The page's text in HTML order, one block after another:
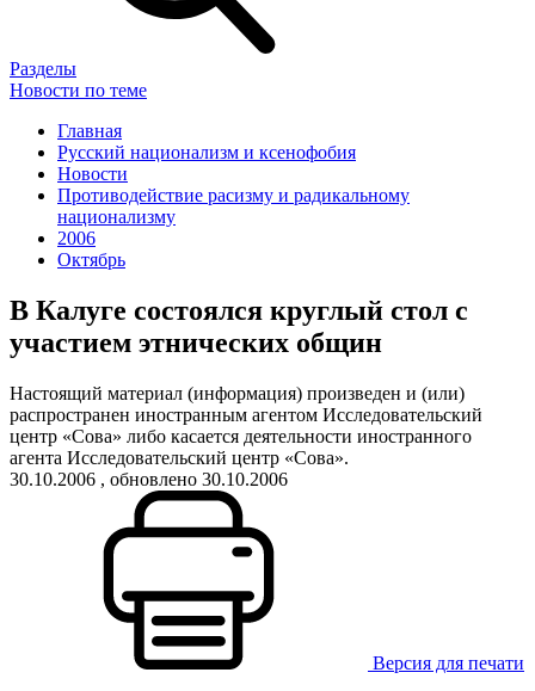
Разделы
Новости по теме
Главная
Русский национализм и ксенофобия
Новости
Противодействие расизму и радикальному
национализму
2006
Октябрь
В Калуге состоялся круглый стол с
участием этнических общин
Настоящий материал (информация) произведен и (или)
распространен иностранным агентом Исследовательский
центр «Сова» либо касается деятельности иностранного
агента Исследовательский центр «Сова».
30.10.2006 , обновлено 30.10.2006
Версия для печати